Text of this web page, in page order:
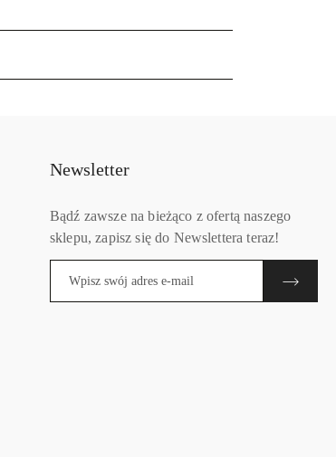
Newsletter
Bądź zawsze na bieżąco z ofertą naszego
sklepu, zapisz się do Newslettera teraz!